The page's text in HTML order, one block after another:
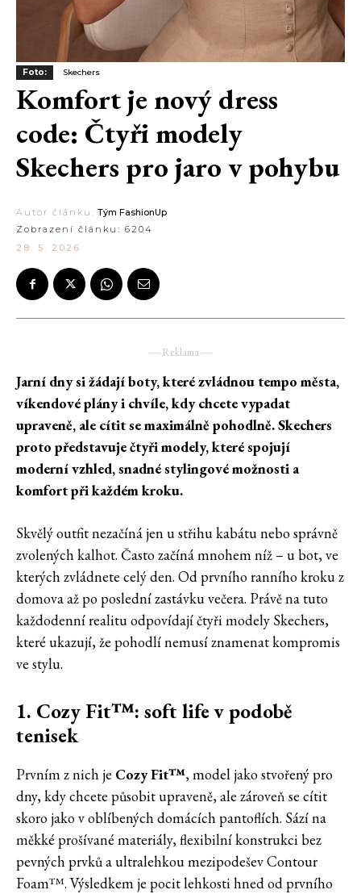
Foto: Skechers
Komfort je nový dress
code: Čtyři modely
Skechers pro jaro v pohybu
Autor článku: Tým FashionUp
Zobrazení článku: 6204
28. 5. 2026
― Reklama ―
Jarní dny si žádají boty, které zvládnou tempo města,
víkendové plány i chvíle, kdy chcete vypadat
upraveně, ale cítit se maximálně pohodlně. Skechers
proto představuje čtyři modely, které spojují
moderní vzhled, snadné stylingové možnosti a
komfort při každém kroku.
Skvělý outfit nezačíná jen u střihu kabátu nebo správně
zvolených kalhot. Často začíná mnohem níž – u bot, ve
kterých zvládnete celý den. Od prvního ranního kroku z
domova až po poslední zastávku večera. Právě na tuto
každodenní realitu odpovídají čtyři modely Skechers,
které ukazují, že pohodlí nemusí znamenat kompromis
ve stylu.
1. Cozy Fit™: soft life v podobě
tenisek
Prvním z nich je Cozy Fit™, model jako stvořený pro
dny, kdy chcete působit upraveně, ale zároveň se cítit
skoro jako v oblíbených domácích pantoflích. Sází na
měkké prošívané materiály, flexibilní konstrukci bez
pevných prvků a ultralehkou mezipodešev Contour
Foam™. Výsledkem je pocit lehkosti hned od prvního